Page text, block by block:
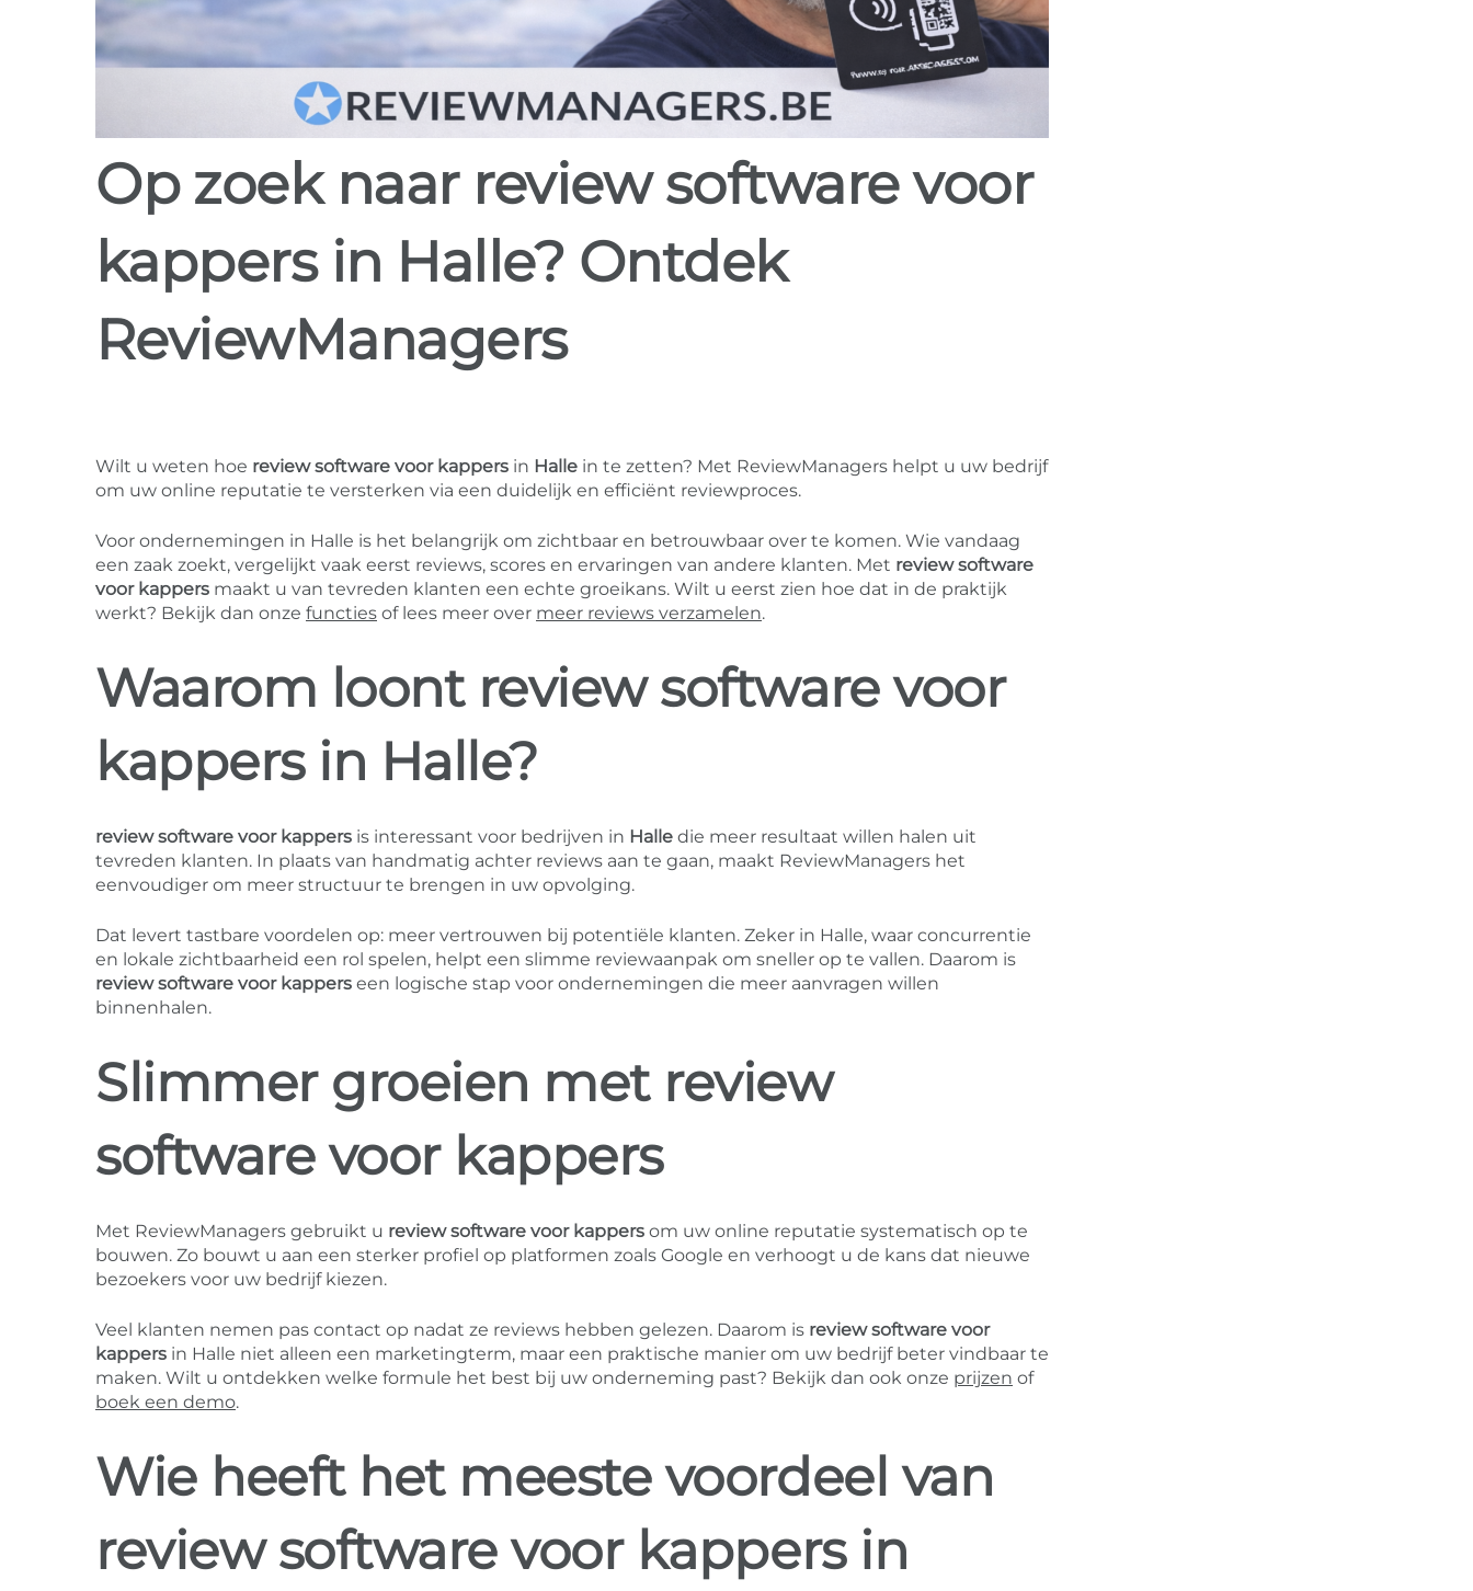
Op zoek naar review software voor
kappers in Halle? Ontdek
ReviewManagers
Wilt u weten hoe review software voor kappers in Halle in te zetten? Met ReviewManagers helpt u uw bedrijf
om uw online reputatie te versterken via een duidelijk en efficiënt reviewproces.
Voor ondernemingen in Halle is het belangrijk om zichtbaar en betrouwbaar over te komen. Wie vandaag
een zaak zoekt, vergelijkt vaak eerst reviews, scores en ervaringen van andere klanten. Met review software
voor kappers maakt u van tevreden klanten een echte groeikans. Wilt u eerst zien hoe dat in de praktijk
werkt? Bekijk dan onze functies of lees meer over meer reviews verzamelen.
Waarom loont review software voor
kappers in Halle?
review software voor kappers is interessant voor bedrijven in Halle die meer resultaat willen halen uit
tevreden klanten. In plaats van handmatig achter reviews aan te gaan, maakt ReviewManagers het
eenvoudiger om meer structuur te brengen in uw opvolging.
Dat levert tastbare voordelen op: meer vertrouwen bij potentiële klanten. Zeker in Halle, waar concurrentie
en lokale zichtbaarheid een rol spelen, helpt een slimme reviewaanpak om sneller op te vallen. Daarom is
review software voor kappers een logische stap voor ondernemingen die meer aanvragen willen
binnenhalen.
Slimmer groeien met review
software voor kappers
Met ReviewManagers gebruikt u review software voor kappers om uw online reputatie systematisch op te
bouwen. Zo bouwt u aan een sterker profiel op platformen zoals Google en verhoogt u de kans dat nieuwe
bezoekers voor uw bedrijf kiezen.
Veel klanten nemen pas contact op nadat ze reviews hebben gelezen. Daarom is review software voor
kappers in Halle niet alleen een marketingterm, maar een praktische manier om uw bedrijf beter vindbaar te
maken. Wilt u ontdekken welke formule het best bij uw onderneming past? Bekijk dan ook onze prijzen of
boek een demo.
Wie heeft het meeste voordeel van
review software voor kappers in